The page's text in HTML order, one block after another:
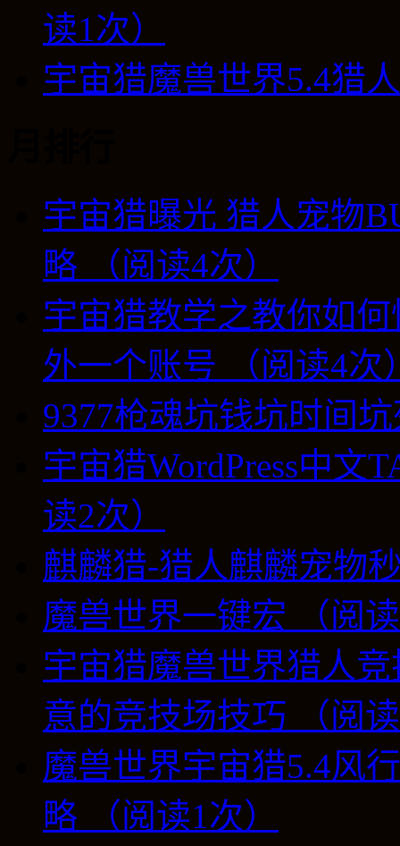
读1次）
宇宙猎魔兽世界5.4猎
宇宙猎曝光 猎人宠物
略 （阅读4次）
宇宙猎教学之教你如
外一个账号 （阅读4次
9377枪魂坑钱坑时间
宇宙猎WordPress中文
读2次）
麒麟猎-猎人麒麟宠物
魔兽世界一键宏 （阅
宇宙猎魔兽世界猎人
意的竞技场技巧 （阅
魔兽世界宇宙猎5.4风
略 （阅读1次）